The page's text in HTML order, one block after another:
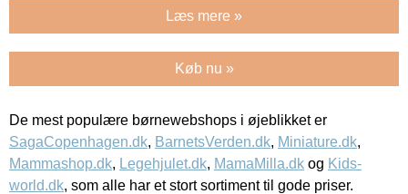
Læs mere »
Køb nu »
De mest populære børnewebshops i øjeblikket er
SagaCopenhagen.dk, BarnetsVerden.dk, Miniature.dk,
Mammashop.dk, Legehjulet.dk, MamaMilla.dk og Kids-
world.dk, som alle har et stort sortiment til gode priser.